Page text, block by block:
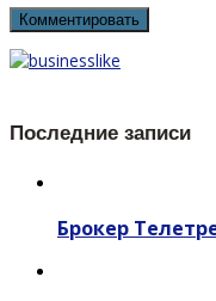
Последние записи
Брокер